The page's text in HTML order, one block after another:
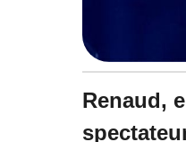
Renaud,